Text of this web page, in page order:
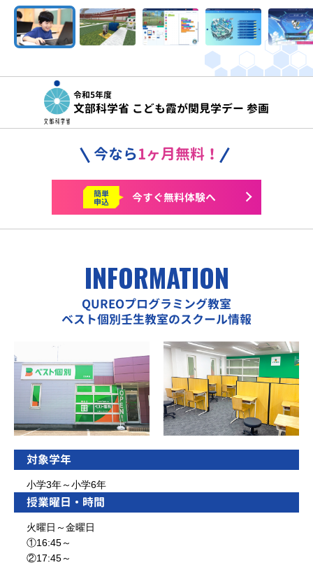
令和5年度
文部科学省 こども霞が関見学デー 参画
今なら1ヶ月無料！
簡単
申込 今すぐ無料体験へ
INFORMATION
QUREOプログラミング教室
ベスト個別壬生教室のスクール情報
対象学年
小学3年～小学6年
授業曜日・時間
火曜日～金曜日
①16:45～
②17:45～